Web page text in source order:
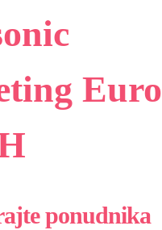
ponudnika